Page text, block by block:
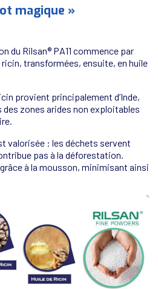
magique »
du Rilsan® PA11 commence par
ricin, transformées, ensuite, en huile
provient principalement d’Inde,
zones arides non exploitables
valorisée : les déchets servent
pas à la déforestation.
à la mousson, minimisant ainsi